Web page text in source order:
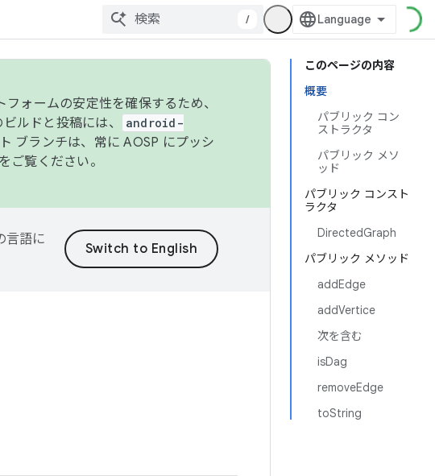
/
このページの内容
概要
パブリック コン
ストラクタ
パブリック メソ
ッド
パブリック コンスト
ラクタ
DirectedGraph
パブリック メソッド
addEdge
addVertice
次を含む
isDag
removeEdge
toString
ォームの安定性を確保するため、
ルドと投稿には、
android-
ブランチは、常に AOSP にプッシ
をご覧ください。
言語に